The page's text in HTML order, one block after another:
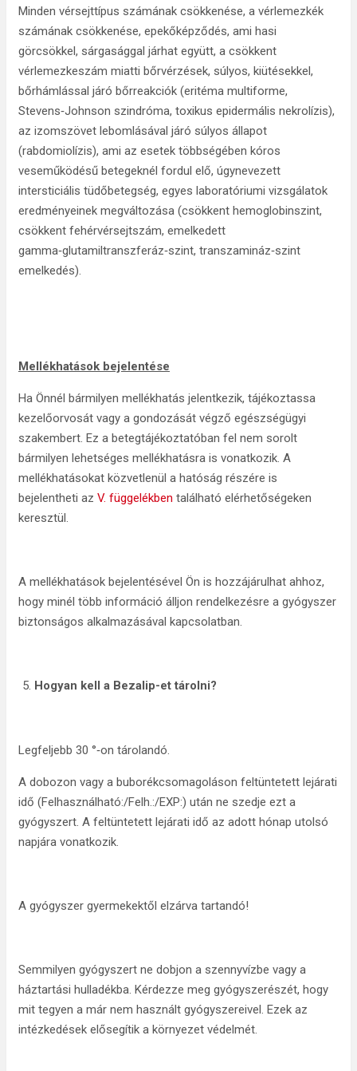
Minden vérsejttípus számának csökkenése, a vérlemezkék
számának csökkenése, epekőképződés, ami hasi
görcsökkel, sárgasággal járhat együtt, a csökkent
vérlemezkeszám miatti bőrvérzések, súlyos, kiütésekkel,
bőrhámlással járó bőrreakciók (eritéma multiforme,
Stevens‑Johnson szindróma, toxikus epidermális nekrolízis),
az izomszövet lebomlásával járó súlyos állapot
(rabdomiolízis), ami az esetek többségében kóros
veseműködésű betegeknél fordul elő, úgynevezett
intersticiális tüdőbetegség, egyes laboratóriumi vizsgálatok
eredményeinek megváltozása (csökkent hemoglobinszint,
csökkent fehérvérsejtszám, emelkedett
gamma‑glutamiltranszferáz‑szint, transzamináz‑szint
emelkedés).
Mellékhatások bejelentése
Ha Önnél bármilyen mellékhatás jelentkezik, tájékoztassa
kezelőorvosát vagy a gondozását végző egészségügyi
szakembert. Ez a betegtájékoztatóban fel nem sorolt
bármilyen lehetséges mellékhatásra is vonatkozik. A
mellékhatásokat közvetlenül a hatóság részére is
bejelentheti az V. függelékben található elérhetőségeken
keresztül.
A mellékhatások bejelentésével Ön is hozzájárulhat ahhoz,
hogy minél több információ álljon rendelkezésre a gyógyszer
biztonságos alkalmazásával kapcsolatban.
Hogyan kell a Bezalip-et tárolni?
Legfeljebb 30 °‑on tárolandó.
A dobozon vagy a buborékcsomagoláson feltüntetett lejárati
idő (Felhasználható:/Felh.:/EXP:) után ne szedje ezt a
gyógyszert. A feltüntetett lejárati idő az adott hónap utolsó
napjára vonatkozik.
A gyógyszer gyermekektől elzárva tartandó!
Semmilyen gyógyszert ne dobjon a szennyvízbe vagy a
háztartási hulladékba. Kérdezze meg gyógyszerészét, hogy
mit tegyen a már nem használt gyógyszereivel. Ezek az
intézkedések elősegítik a környezet védelmét.